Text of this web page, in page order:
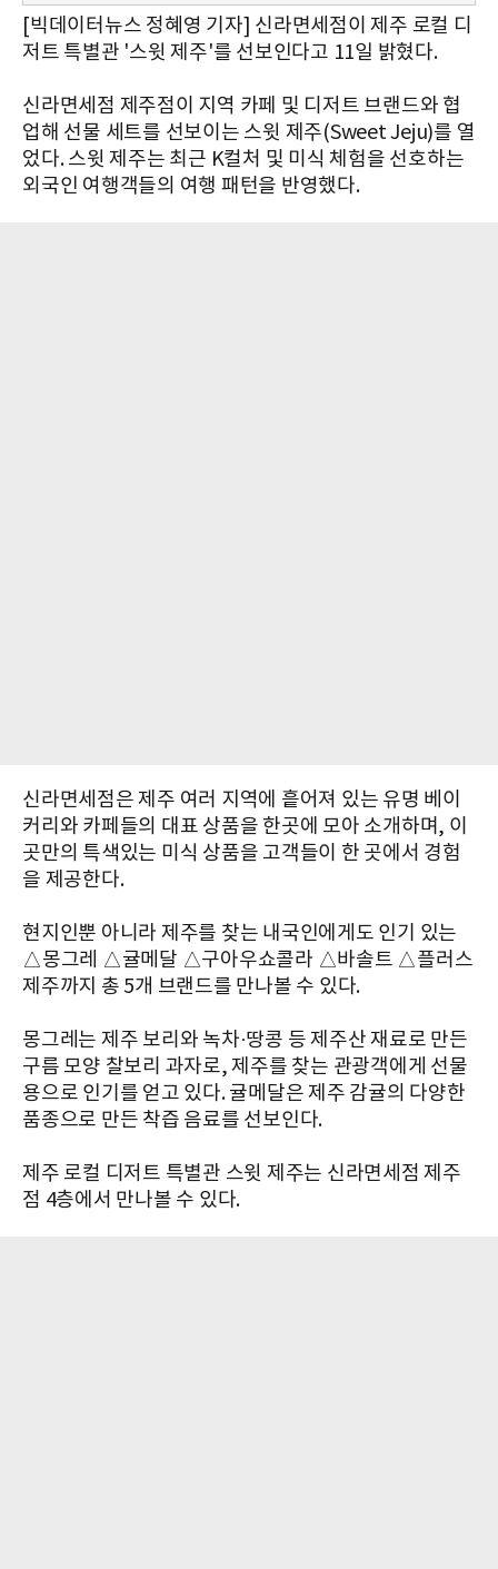
[빅데이터뉴스 정혜영 기자] 신라면세점이 제주 로컬 디
저트 특별관 '스윗 제주'를 선보인다고 11일 밝혔다.
신라면세점 제주점이 지역 카페 및 디저트 브랜드와 협
업해 선물 세트를 선보이는 스윗 제주(Sweet Jeju)를 열
었다. 스윗 제주는 최근 K컬처 및 미식 체험을 선호하는
외국인 여행객들의 여행 패턴을 반영했다.
신라면세점은 제주 여러 지역에 흩어져 있는 유명 베이
커리와 카페들의 대표 상품을 한곳에 모아 소개하며, 이
곳만의 특색있는 미식 상품을 고객들이 한 곳에서 경험
을 제공한다.
현지인뿐 아니라 제주를 찾는 내국인에게도 인기 있는
△몽그레 △귤메달 △구아우쇼콜라 △바솔트 △플러스
제주까지 총 5개 브랜드를 만나볼 수 있다.
몽그레는 제주 보리와 녹차·땅콩 등 제주산 재료로 만든
구름 모양 찰보리 과자로, 제주를 찾는 관광객에게 선물
용으로 인기를 얻고 있다. 귤메달은 제주 감귤의 다양한
품종으로 만든 착즙 음료를 선보인다.
제주 로컬 디저트 특별관 스윗 제주는 신라면세점 제주
점 4층에서 만나볼 수 있다.